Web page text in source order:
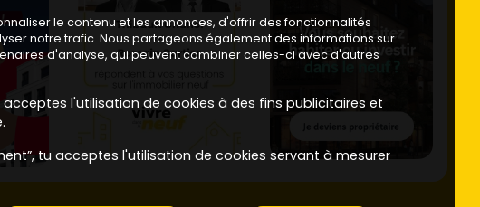
le contenu et les annonces, d'offrir des fonctionnalités
notre trafic. Nous partageons également des informations sur
d'analyse, qui peuvent combiner celles-ci avec d'autres
acceptes l'utilisation de cookies à des fins publicitaires et
tu acceptes l'utilisation de cookies servant à mesurer